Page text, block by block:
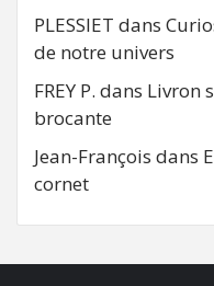
PLESSIET dans
de notre univers
FREY P. dans Livron
brocante
Jean-François dans
cornet